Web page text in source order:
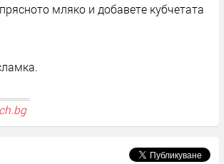
мляко и добавете кубчетата